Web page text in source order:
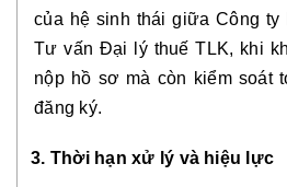
của hệ sinh thái giữa Công ty
Tư vấn Đại lý thuế TLK, khi
nộp hồ sơ mà còn kiểm soát
đăng ký.
3. Thời hạn xử lý và hiệu lực